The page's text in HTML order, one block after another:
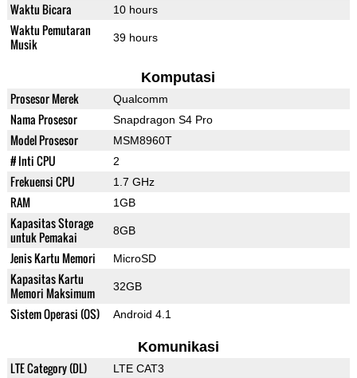
Waktu Bicara 10 hours
Waktu Pemutaran
Musik
39 hours
Komputasi
Prosesor Merek Qualcomm
Nama Prosesor Snapdragon S4 Pro
Model Prosesor MSM8960T
# Inti CPU 2
Frekuensi CPU 1.7 GHz
RAM 1GB
Kapasitas Storage
untuk Pemakai
8GB
Jenis Kartu Memori MicroSD
Kapasitas Kartu
Memori Maksimum
32GB
Sistem Operasi (OS) Android 4.1
Komunikasi
LTE Category (DL) LTE CAT3